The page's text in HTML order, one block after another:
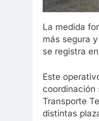
La medida
más segura
se registra
Este
coordinación
Transporte
distintas